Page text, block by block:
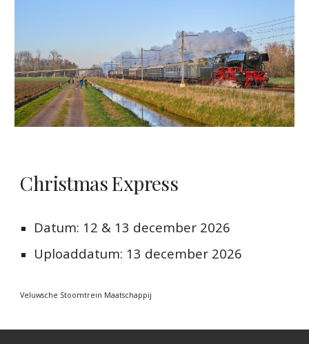
Christmas Express
Datum: 12 & 13 december 2026
Uploaddatum: 13 december 2026
Veluwsche Stoomtrein Maatschappij